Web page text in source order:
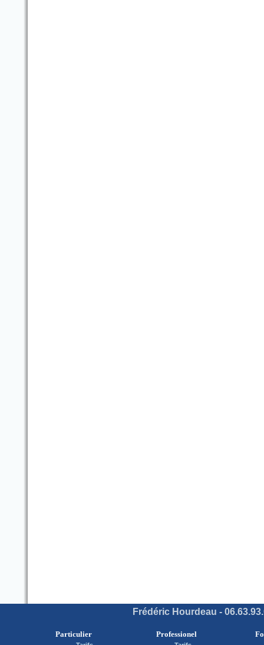
Frédéric Hourdeau -
Particulier Professionel